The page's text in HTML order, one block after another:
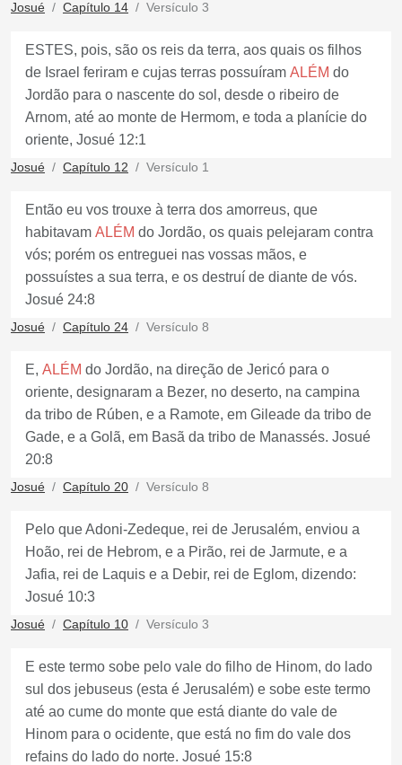
Josué Capítulo 14 Versículo 3
ESTES, pois, são os reis da terra, aos quais os filhos
de Israel feriram e cujas terras possuíram ALÉM do
Jordão para o nascente do sol, desde o ribeiro de
Arnom, até ao monte de Hermom, e toda a planície do
oriente, Josué 12:1
Josué Capítulo 12 Versículo 1
Então eu vos trouxe à terra dos amorreus, que
habitavam ALÉM do Jordão, os quais pelejaram contra
vós; porém os entreguei nas vossas mãos, e
possuístes a sua terra, e os destruí de diante de vós.
Josué 24:8
Josué Capítulo 24 Versículo 8
E, ALÉM do Jordão, na direção de Jericó para o
oriente, designaram a Bezer, no deserto, na campina
da tribo de Rúben, e a Ramote, em Gileade da tribo de
Gade, e a Golã, em Basã da tribo de Manassés. Josué
20:8
Josué Capítulo 20 Versículo 8
Pelo que Adoni-Zedeque, rei de Jerusalém, enviou a
Hoão, rei de Hebrom, e a Pirão, rei de Jarmute, e a
Jafia, rei de Laquis e a Debir, rei de Eglom, dizendo:
Josué 10:3
Josué Capítulo 10 Versículo 3
E este termo sobe pelo vale do filho de Hinom, do lado
sul dos jebuseus (esta é Jerusalém) e sobe este termo
até ao cume do monte que está diante do vale de
Hinom para o ocidente, que está no fim do vale dos
refains do lado do norte. Josué 15:8